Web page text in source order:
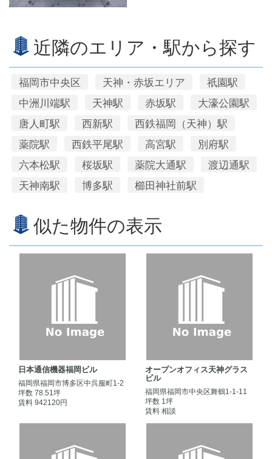
近隣のエリア・駅から探す
福岡市中央区 天神・赤坂エリア
祇園駅
中洲川端駅
天神駅 赤坂駅
大濠公園駅
唐人町駅
西新駅
西鉄福岡（天神）駅
薬院駅
西鉄平尾駅 高宮駅
別府駅
六本松駅
桜坂駅 薬院大通駅
渡辺通駅
天神南駅
博多駅 櫛田神社前駅
似た物件の表示
日本通信機器福岡ビル
福岡県福岡市博多区中呉服町1-2
坪数 78.51坪
賃料 942120円
オープンオフィス天神グラス
ビル
福岡県福岡市中央区舞鶴1-1-11
坪数 1坪
賃料 相談